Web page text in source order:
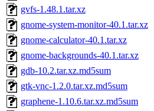
gvfs-1.48.1.tar.xz
gnome-system-monitor-40.1.tar.xz
gnome-calculator-40.1.tar.xz
gnome-backgrounds-40.1.tar.xz
gdb-10.2.tar.xz.md5sum
gtk-vnc-1.2.0.tar.xz.md5sum
graphene-1.10.6.tar.xz.md5sum